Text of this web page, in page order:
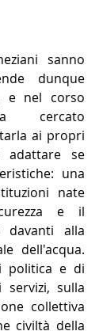
sanno
dunque
e nel corso
cercato
ai propri
adattare se
una
nate
e il
davanti alla
dell'acqua.
politica e di
sulla
collettiva
civiltà della